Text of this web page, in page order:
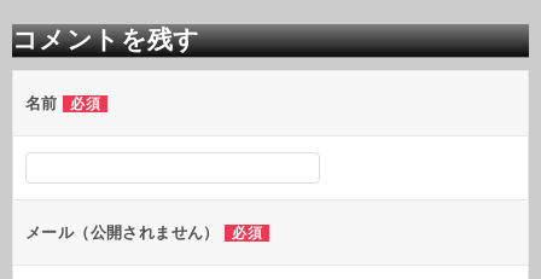
ビ
ゲ
ー
シ
ン
コメントを残す
名前 必須
メール（公開されません） 必須